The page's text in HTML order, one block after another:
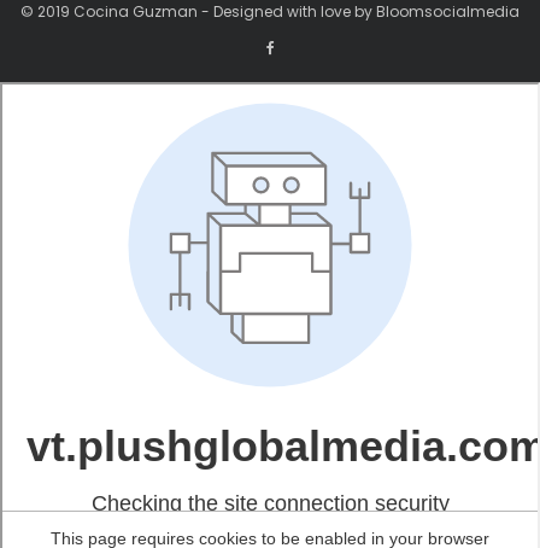
© 2019 Cocina Guzman - Designed with love by Bloomsocialmedia